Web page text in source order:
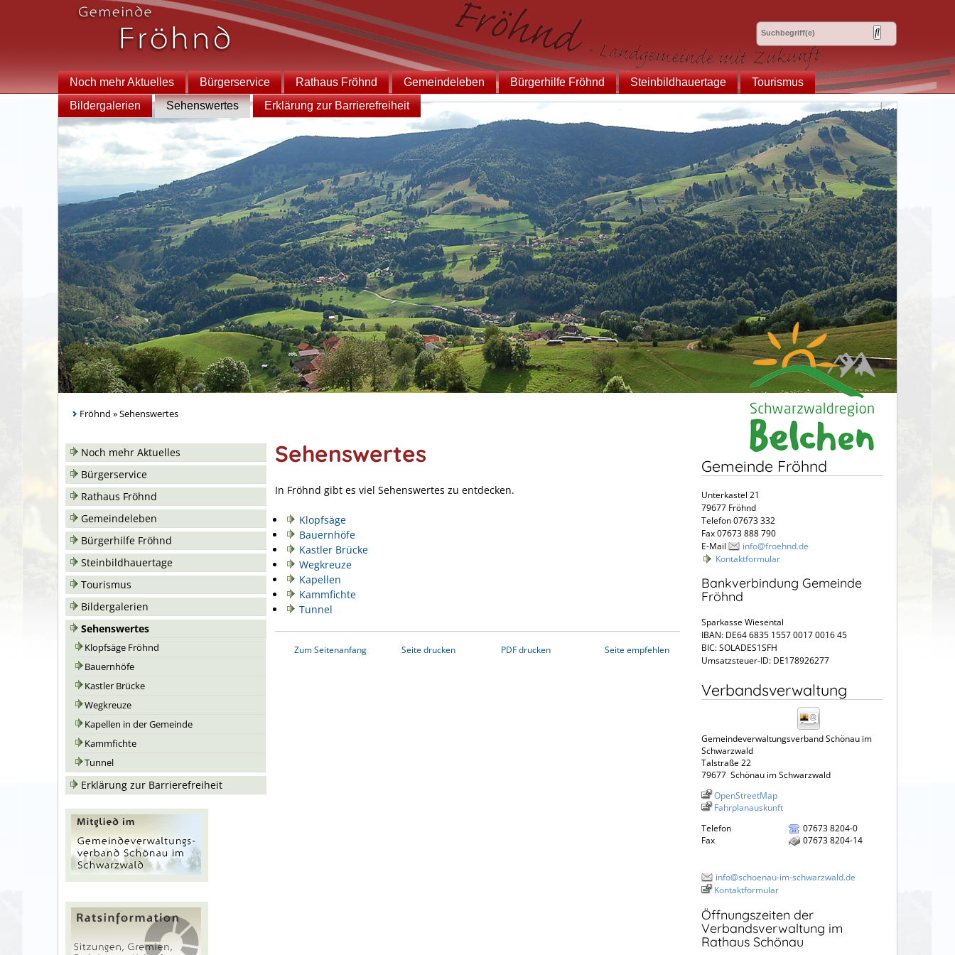
Noch mehr Aktuelles Bürgerservice Rathaus Fröhnd Gemeindeleben Bürgerhilfe Fröhnd Steinbildhauertage
Tourismus
Bildergalerien
Sehenswertes Erklärung zur Barrierefreiheit
Fröhnd »Sehenswertes
Noch mehr Aktuelles
Bürgerservice
Rathaus Fröhnd
Gemeindeleben
Bürgerhilfe Fröhnd
Steinbildhauertage
Tourismus
Bildergalerien
Sehenswertes
Klopfsäge Fröhnd
Bauernhöfe
Kastler Brücke
Wegkreuze
Kapellen in der Gemeinde
Kammfichte
Tunnel
Erklärung zur Barrierefreiheit
Sehenswertes
In Fröhnd gibt es viel Sehenswertes zu entdecken.
Klopfsäge
Bauernhöfe
Kastler Brücke
Wegkreuze
Kapellen
Kammfichte
Tunnel
Zum Seitenanfang Seite drucken PDF drucken Seite empfehlen
Gemeinde Fröhnd
Unterkastel 21
79677 Fröhnd
Telefon 07673 332
Fax 07673 888 790
E-Mail
info@froehnd.de
Kontaktformular
Bankverbindung Gemeinde
Fröhnd
Sparkasse Wiesental
IBAN: DE64 6835 1557 0017 0016 45
BIC: SOLADES1SFH
Umsatzsteuer-ID: DE178926277
Verbandsverwaltung
Gemeindeverwaltungsverband Schönau im
Schwarzwald
Talstraße 22
79677 Schönau im Schwarzwald
OpenStreetMap
Fahrplanauskunft
Telefon
07673 8204-0
Fax
07673 8204-14
info@schoenau-im-schwarzwald.de
Kontaktformular
Öffnungszeiten der
Verbandsverwaltung im
Rathaus Schönau